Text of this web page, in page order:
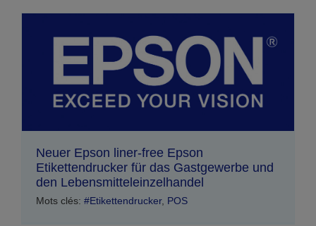
Neuer Epson liner-free Epson
Etikettendrucker für das Gastgewerbe und
den Lebensmitteleinzelhandel
Mots clés: #Etikettendrucker, POS